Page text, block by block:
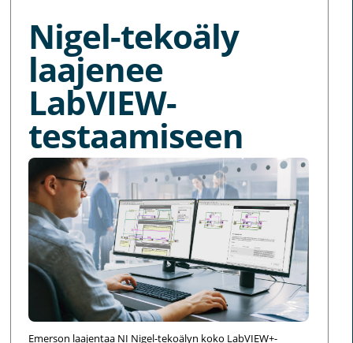
Nigel-tekoäly
laajenee
LabVIEW-
testaamiseen
Emerson laajentaa NI Nigel-tekoälyn koko LabVIEW+-